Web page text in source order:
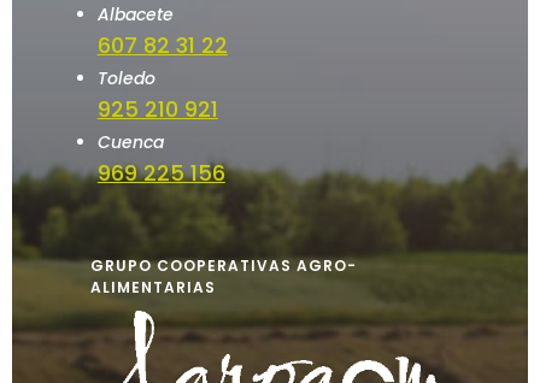
Albacete
607 82 31 22
Toledo
925 210 921
Cuenca
969 225 156
GRUPO COOPERATIVAS AGRO-
ALIMENTARIAS